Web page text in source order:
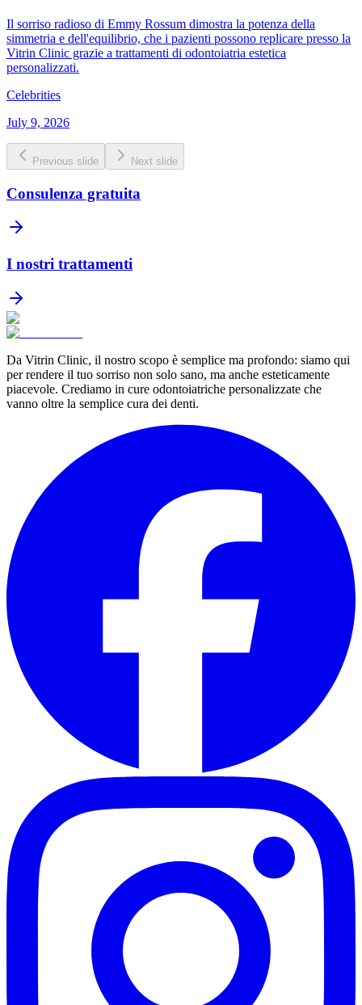
Il sorriso radioso di Emmy Rossum dimostra la potenza della
simmetria e dell'equilibrio, che i pazienti possono replicare presso la
Vitrin Clinic grazie a trattamenti di odontoiatria estetica
personalizzati.
Celebrities
July 9, 2026
Previous slide Next slide
Consulenza gratuita
I nostri trattamenti
Da Vitrin Clinic, il nostro scopo è semplice ma profondo: siamo qui
per rendere il tuo sorriso non solo sano, ma anche esteticamente
piacevole. Crediamo in cure odontoiatriche personalizzate che
vanno oltre la semplice cura dei denti.